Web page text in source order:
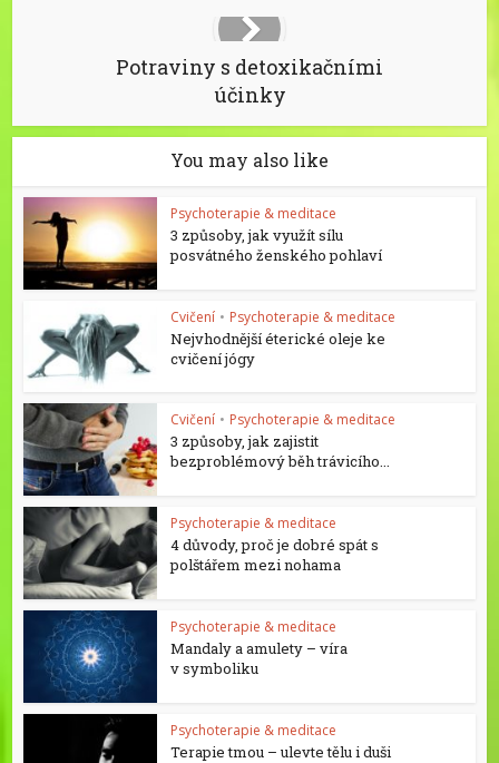
Potraviny s detoxikačními
účinky
You may also like
Psychoterapie & meditace
3 způsoby, jak využít sílu
posvátného ženského pohlaví
Cvičení • Psychoterapie & meditace
Nejvhodnější éterické oleje ke
cvičení jógy
Cvičení • Psychoterapie & meditace
3 způsoby, jak zajistit
bezproblémový běh trávicího...
Psychoterapie & meditace
4 důvody, proč je dobré spát s
polštářem mezi nohama
Psychoterapie & meditace
Mandaly a amulety – víra
v symboliku
Psychoterapie & meditace
Terapie tmou – ulevte tělu i duši